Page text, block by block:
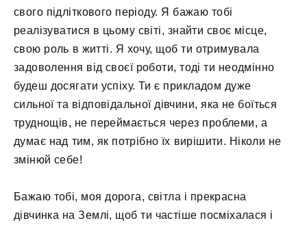
свого підліткового періоду. Я бажаю тобі
реалізуватися в цьому світі, знайти своє місце,
свою роль в житті. Я хочу, щоб ти отримувала
задоволення від своєї роботи, тоді ти неодмінно
будеш досягати успіху. Ти є прикладом дуже
сильної та відповідальної дівчини, яка не боїться
труднощів, не переймається через проблеми, а
думає над тим, як потрібно їх вирішити. Ніколи не
змінюй себе!
Бажаю тобі, моя дорога, світла і прекрасна
дівчинка на Землі, щоб ти частіше посміхалася і